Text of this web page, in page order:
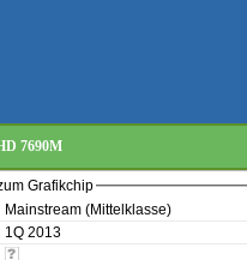
7690M
Grafikchip
Mainstream (Mittelklasse)
1Q 2013